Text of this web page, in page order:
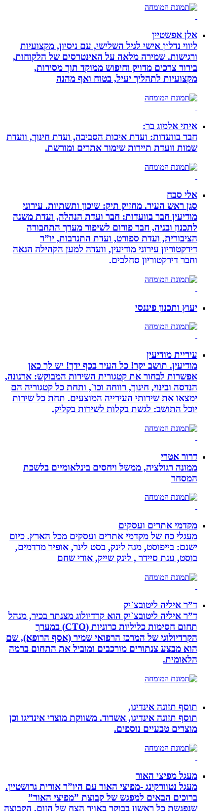
אלן אפשטיין
ליווי נדל״ן אישי לגיל השלישי, עם ניסיון, מקצועיות
ורגישות. שמירה מלאה על האינטרסים של הלקוחות,
בירור צרכים מדויק וחיפוש ממוקד תוך מסירות,
מקצועיות לתהליך יעיל, בטוח ואף מהנה
איתי אלמוג בר:
חבר בוועדות: ועדת איכות הסביבה, ועדת חינוך, וועדת
שמות וועדת תיירות שימור אתרים ומורשת.
אלי סבח
סגן ראש העיר. מחזיק תיק: שיכון ותשתיות. עירוני
מודיעין חבר בוועדות: חבר ועדת הנהלה, ועדת משנה
לתכנון ובניה, חבר פורום לשיפור מערך התחבורה
הציבורית, ועדת ספורט, ועדת התנדבות, יו”ר
דירקטוריון עירוני מודיעין, וועדה למען הקהילה הגאה
וחבר דירקטוריון סחלבים.
יעוץ ותכנון פיננסי
עיריית מודיעין
מודיעין. תושב יקר! כל העיר בכף ידך! יש לך כאן
אפשרות לבחור את קטגורית השירות המבוקש: ארנונה,
הנדסה ובינוי, חינוך, רווחה וכו`, ותחת כל קטגוריה הם
ימצאו את שירותי העירייה המוצעים. תחת כל שירות
יוכל התושב: לגשת בקלות לשירות בקליק.
דרור אטרי
ממונה רגולציה, ממשל ויחסים בינלאומיים בלשכת
המסחר
מקדמי אתרים ועסקים
מעגלי כח של מקדמי אתרים ועסקים מכל הארץ. כיום
ישנם: בייפוסט, מגה לינק, בסט לינר, אופיר מרדמים,
בוסט, ענת סיידר , לינק שייק, אורי שחם
ד”ר איליה ליטובצ`יק
ד”ר איליה ליטובצ`יק הוא קרדיולוג מצנתר בכיר, מנהל
תחום חסימות כליליות כרוניות (CTO) במערך
הקרדיולוגי של המרכז הרפואי שמיר (אסף הרופא), שם
הוא מבצע צנתורים מורכבים ומוביל את התחום ברמה
הלאומית.
תוסף תזונה אינדיגו,
תוסף תזונה אינדיגו, אשדוד. משווקת מוצרי אינדיגו וכן
מוצרים טבעיים נוספים.
מעגל מפיצי האור
מעגל נטוורקינג -מפיצי האור עם היו”ר אורית גרושטיין.
ברוכים הבאים למפגש של קבוצת ”מפיצי האור”
שנפגשת כל ראשון בבוקר באויר הצח של הזום. הקבוצה